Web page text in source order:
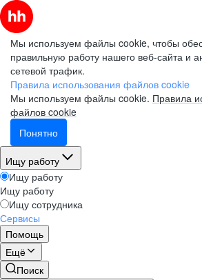
Мы используем файлы cookie, чтобы
правильную работу нашего веб-сайта и
сетевой трафик.
Правила использования файлов cookie
Мы используем файлы cookie. Правила
файлов cookie
Понятно
Ищу работу
Ищу работу
Ищу работу
Ищу сотрудника
Сервисы
Помощь
Ещё
Поиск